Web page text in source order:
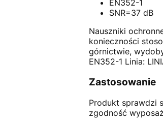
EN352-1
SNR=37 dB
Nauszniki
konieczności
górnictwie,
EN352-1 Linia:
Zastosowanie
Produkt sprawdzi
zgodność